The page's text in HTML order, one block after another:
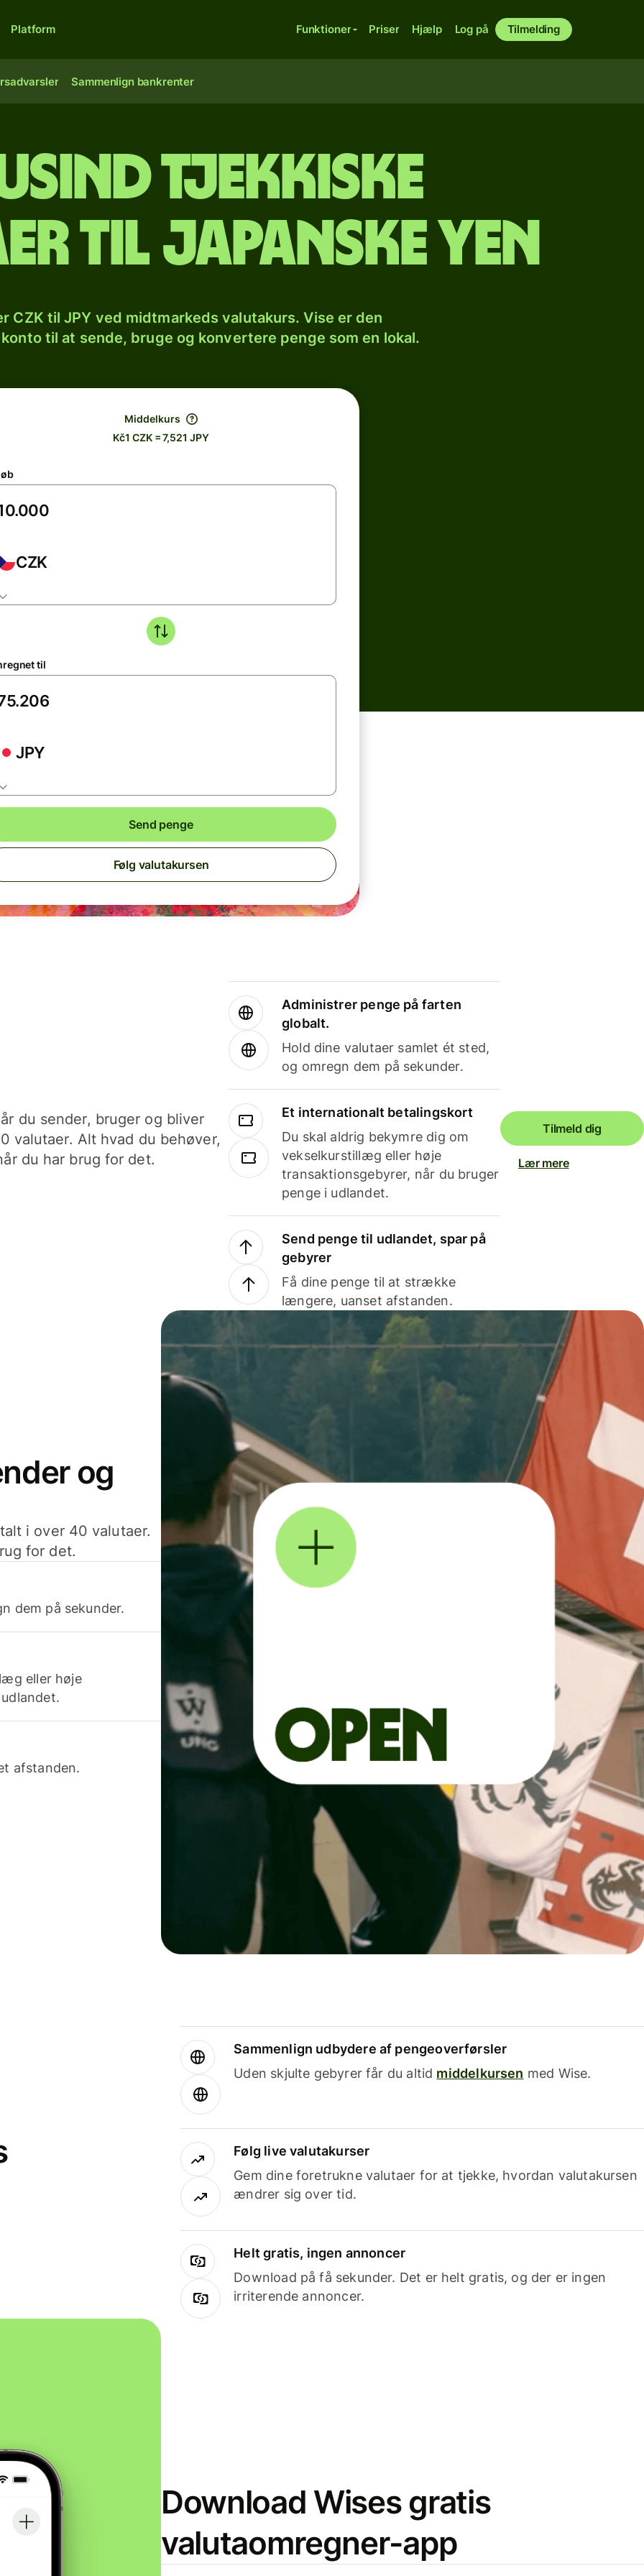
Platform Funktioner Priser Hjælp Log på Tilmelding
Sammenlign bankrenter
tjekkiske
til japanske yen
CZK til JPY ved midtmarkeds valutakurs. Vise er den
til at sende, bruge og konvertere penge som en lokal.
Middelkurs
Kč1 CZK = 7,521 JPY
CZK
til
JPY
Send penge
Følg valutakursen
du sender, bruger og bliver
valutaer. Alt hvad du behøver,
du har brug for det.
Administrer penge på farten
globalt.
Hold dine valutaer samlet ét sted,
og omregn dem på sekunder.
Et internationalt betalingskort
Du skal aldrig bekymre dig om
vekselkurstillæg eller høje
transaktionsgebyrer, når du bruger
penge i udlandet.
Send penge til udlandet, spar på
gebyrer
Få dine penge til at strække
længere, uanset afstanden.
Tilmeld dig
Lær mere
og
i over 40 valutaer.
for det.
dem på sekunder.
eller høje
afstanden.
Sammenlign udbydere af pengeoverførsler
Uden skjulte gebyrer får du altid middelkursen med Wise.
Følg live valutakurser
Gem dine foretrukne valutaer for at tjekke, hvordan valutakursen
ændrer sig over tid.
Helt gratis, ingen annoncer
Download på få sekunder. Det er helt gratis, og der er ingen
irriterende annoncer.
Download Wises gratis
valutaomregner-app